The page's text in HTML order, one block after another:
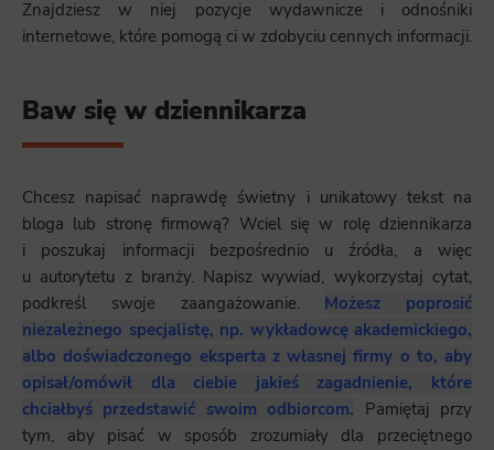
Znajdziesz w niej pozycje wydawnicze i odnośniki
internetowe, które pomogą ci w zdobyciu cennych informacji.
Baw się w dziennikarza
Chcesz napisać naprawdę świetny i unikatowy tekst na
bloga lub stronę firmową? Wciel się w rolę dziennikarza
i poszukaj informacji bezpośrednio u źródła, a więc
u autorytetu z branży. Napisz wywiad, wykorzystaj cytat,
podkreśl swoje zaangażowanie. Możesz poprosić
niezależnego specjalistę, np. wykładowcę akademickiego,
albo doświadczonego eksperta z własnej firmy o to, aby
opisał/omówił dla ciebie jakieś zagadnienie, które
chciałbyś przedstawić swoim odbiorcom. Pamiętaj przy
tym, aby pisać w sposób zrozumiały dla przeciętnego